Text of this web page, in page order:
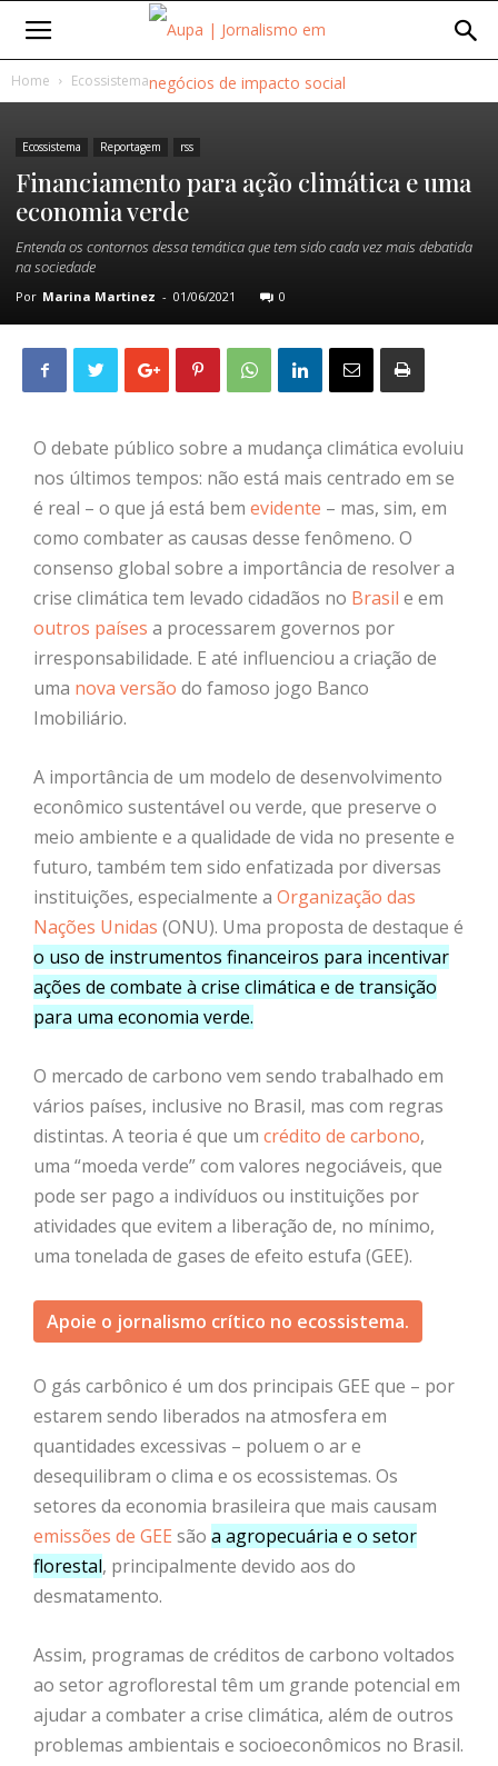
Home Ecossistema
Ecossistema Reportagem rss
Financiamento para ação climática e uma
economia verde
Entenda os contornos dessa temática que tem sido cada vez mais debatida
na sociedade
Por Marina Martinez - 01/06/2021 0
O debate público sobre a mudança climática evoluiu
nos últimos tempos: não está mais centrado em se
é real – o que já está bem evidente – mas, sim, em
como combater as causas desse fenômeno. O
consenso global sobre a importância de resolver a
crise climática tem levado cidadãos no Brasil e em
outros países a processarem governos por
irresponsabilidade. E até influenciou a criação de
uma nova versão do famoso jogo Banco
Imobiliário.
A importância de um modelo de desenvolvimento
econômico sustentável ou verde, que preserve o
meio ambiente e a qualidade de vida no presente e
futuro, também tem sido enfatizada por diversas
instituições, especialmente a Organização das
Nações Unidas (ONU). Uma proposta de destaque é
o uso de instrumentos financeiros para incentivar
ações de combate à crise climática e de transição
para uma economia verde.
O mercado de carbono vem sendo trabalhado em
vários países, inclusive no Brasil, mas com regras
distintas. A teoria é que um crédito de carbono,
uma “moeda verde” com valores negociáveis, que
pode ser pago a indivíduos ou instituições por
atividades que evitem a liberação de, no mínimo,
uma tonelada de gases de efeito estufa (GEE).
Apoie o jornalismo crítico no ecossistema.
O gás carbônico é um dos principais GEE que – por
estarem sendo liberados na atmosfera em
quantidades excessivas – poluem o ar e
desequilibram o clima e os ecossistemas. Os
setores da economia brasileira que mais causam
emissões de GEE são a agropecuária e o setor
florestal, principalmente devido aos do
desmatamento.
Assim, programas de créditos de carbono voltados
ao setor agroflorestal têm um grande potencial em
ajudar a combater a crise climática, além de outros
problemas ambientais e socioeconômicos no Brasil.